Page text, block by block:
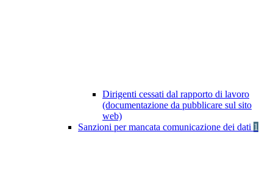
Dirigenti cessati dal rapporto di lavoro
(documentazione da pubblicare sul sito
web)
Sanzioni per mancata comunicazione dei dati 1